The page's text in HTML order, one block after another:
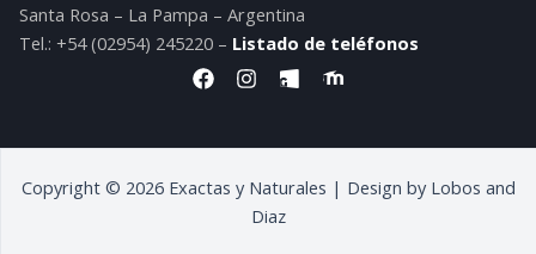
Santa Rosa – La Pampa – Argentina
Tel.: +54 (02954) 245220 – Listado de teléfonos
F
a
b
o
I
n
a
r
a
I
c
-
o
I
c
-
f
o
Copyright © 2026 Exactas y Naturales | Design by Lobos and
Diaz